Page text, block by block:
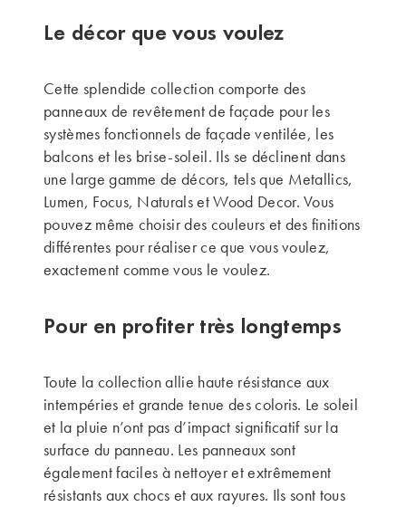
Le décor que vous voulez
Cette splendide collection comporte des
panneaux de revêtement de façade pour les
systèmes fonctionnels de façade ventilée, les
balcons et les brise-soleil. Ils se déclinent dans
une large gamme de décors, tels que Metallics,
Lumen, Focus, Naturals et Wood Decor. Vous
pouvez même choisir des couleurs et des finitions
différentes pour réaliser ce que vous voulez,
exactement comme vous le voulez.
Pour en profiter très longtemps
Toute la collection allie haute résistance aux
intempéries et grande tenue des coloris. Le soleil
et la pluie n’ont pas d’impact significatif sur la
surface du panneau. Les panneaux sont
également faciles à nettoyer et extrêmement
résistants aux chocs et aux rayures. Ils sont tous